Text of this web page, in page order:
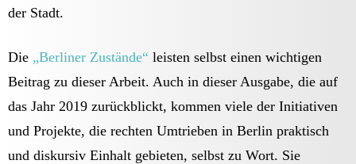
der Stadt.
Die „Berliner Zustände“ leisten selbst einen wichtigen
Beitrag zu dieser Arbeit. Auch in dieser Ausgabe, die auf
das Jahr 2019 zurückblickt, kommen viele der Initiativen
und Projekte, die rechten Umtrieben in Berlin praktisch
und diskursiv Einhalt gebieten, selbst zu Wort. Sie